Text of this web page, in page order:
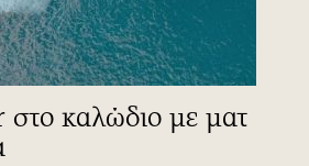
καλώδιο με ματ